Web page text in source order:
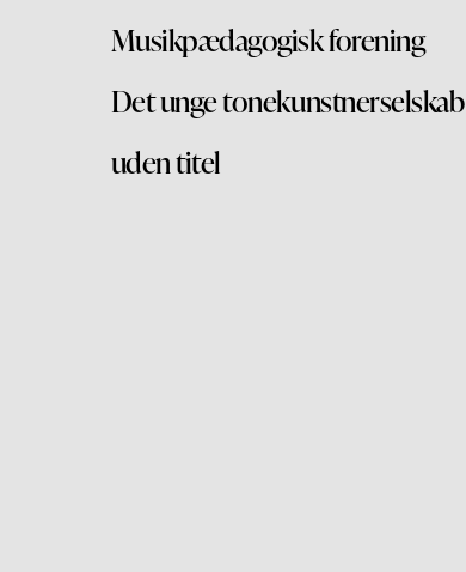
Musikpædagogisk forening
Det unge tonekunstnerselskab
uden titel